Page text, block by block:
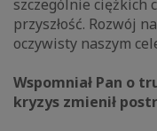
szczególnie ciężkich
przyszłość. Rozwój
oczywisty naszym
Wspomniał Pan o
kryzys zmienił